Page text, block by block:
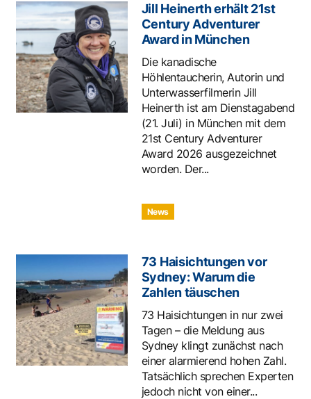
Jill Heinerth erhält 21st
Century Adventurer
Award in München
Die kanadische
Höhlentaucherin, Autorin und
Unterwasserfilmerin Jill
Heinerth ist am Dienstagabend
(21. Juli) in München mit dem
21st Century Adventurer
Award 2026 ausgezeichnet
worden. Der...
News
73 Haisichtungen vor
Sydney: Warum die
Zahlen täuschen
73 Haisichtungen in nur zwei
Tagen – die Meldung aus
Sydney klingt zunächst nach
einer alarmierend hohen Zahl.
Tatsächlich sprechen Experten
jedoch nicht von einer...